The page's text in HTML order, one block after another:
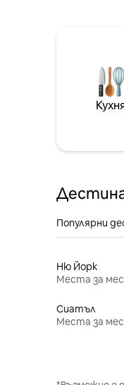
Популярни
Ню Йорк
Места за
Сиатъл
Места за